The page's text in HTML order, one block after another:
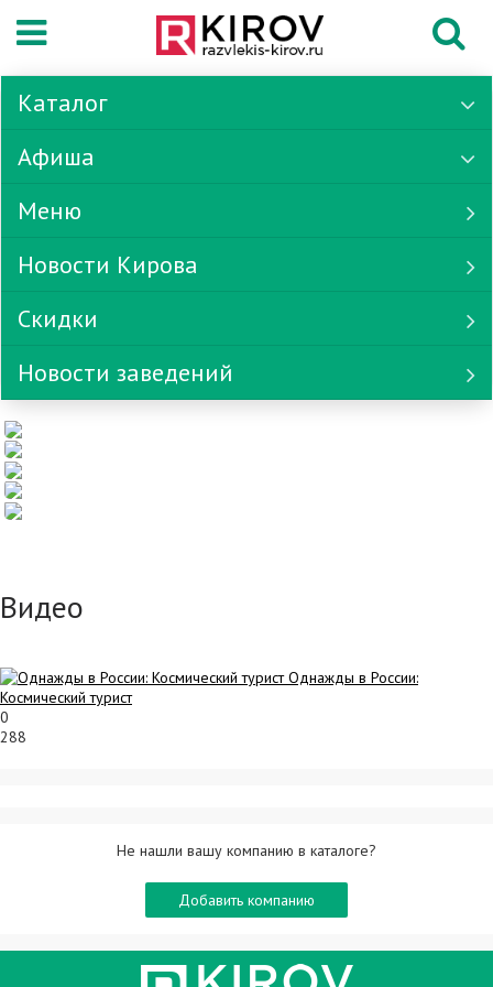
Каталог
Афиша
Меню
Новости Кирова
Скидки
Новости заведений
Видео
Однажды в России:
Космический турист
0
288
Не нашли вашу компанию в каталоге?
Добавить компанию